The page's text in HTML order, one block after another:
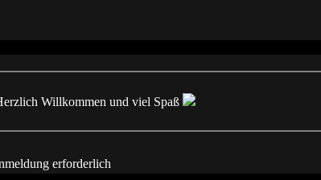
Willkommen und viel Spaß
erforderlich